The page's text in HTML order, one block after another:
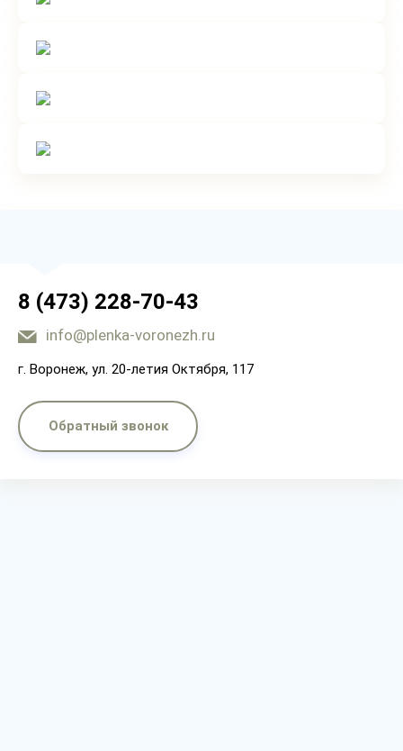
8 (473) 228-70-43
info@plenka-voronezh.ru
г. Воронеж, ул. 20-летия Октября, 117
Обратный звонок